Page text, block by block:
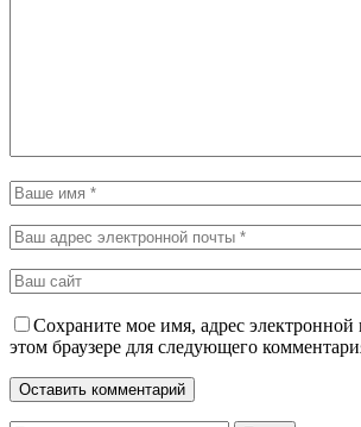
Сохраните мое имя, адрес электронной
этом браузере для следующего